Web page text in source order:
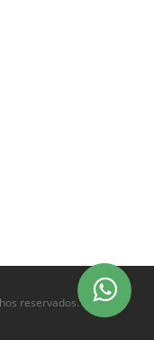
reservados.